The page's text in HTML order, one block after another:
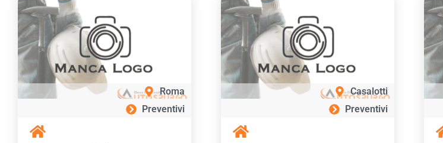
Roma
Preventivi
Casalotti
Preventivi